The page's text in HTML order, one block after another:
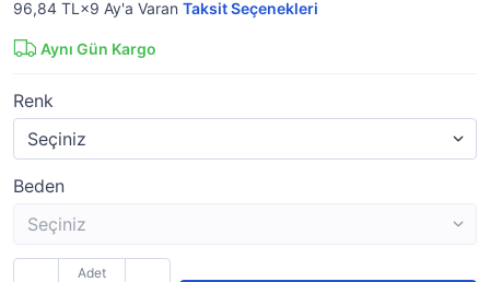
96,84 TL×9 Ay'a Varan Taksit Seçenekleri
Aynı Gün Kargo
Renk
Beden
Adet